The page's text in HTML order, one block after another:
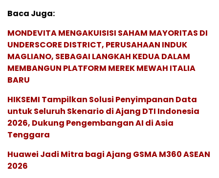
Baca Juga:
MONDEVITA MENGAKUISISI SAHAM MAYORITAS DI
UNDERSCORE DISTRICT, PERUSAHAAN INDUK
MAGLIANO, SEBAGAI LANGKAH KEDUA DALAM
MEMBANGUN PLATFORM MEREK MEWAH ITALIA
BARU
HIKSEMI Tampilkan Solusi Penyimpanan Data
untuk Seluruh Skenario di Ajang DTI Indonesia
2026, Dukung Pengembangan AI di Asia
Tenggara
Huawei Jadi Mitra bagi Ajang GSMA M360 ASEAN
2026